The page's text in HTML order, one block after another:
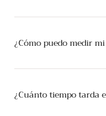
¿Cómo puedo medir
¿Cuánto tiempo tarda